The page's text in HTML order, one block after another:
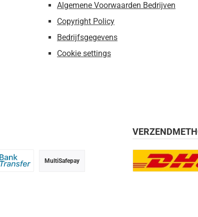
Algemene Voorwaarden Bedrijven
Copyright Policy
Bedrijfsgegevens
Cookie settings
MultiSafepay